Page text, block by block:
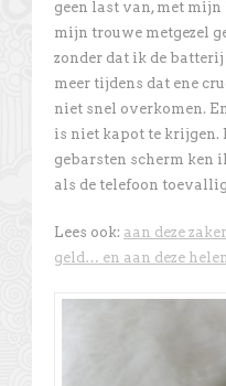
geen last van, met mijn
mijn trouwe metgezel
zonder dat ik de
meer tijdens dat ene
niet snel overkomen.
is niet kapot te krijgen.
gebarsten scherm ken
als de telefoon
Lees ook: aan deze
geld… en aan deze